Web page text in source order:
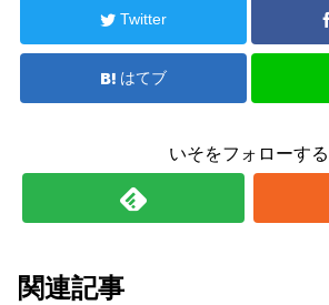
Twitter
はてブ
いそをフォローする
関連記事